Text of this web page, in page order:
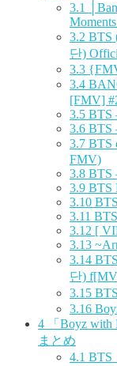
3.1
3.2 BTS
단)
3.3
3.4
[FMV]
3.5 BTS
3.6 BTS
3.7 BTS
FMV)
3.8 BTS
3.9 BTS
3.10
3.11
3.12 [
3.13
3.14
단)
3.15
3.16
4 「Boyz
まとめ
4.1 BTS